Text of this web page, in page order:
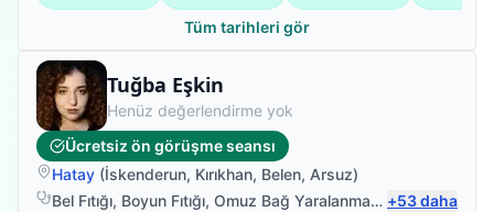
Tüm tarihleri gör
Tuğba Eşkin
Fizyoterapist
Henüz değerlendirme yok
Ücretsiz ön görüşme seansı
Hatay (İskenderun, Kırıkhan, Belen, Arsuz)
Bel Fıtığı, Boyun Fıtığı, Omuz Bağ Yaralanması ,Sırt Ağrısı
+53daha